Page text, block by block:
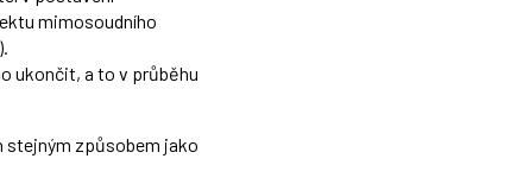
mimosoudního
).
ukončit, a to v průběhu
stejným způsobem jako